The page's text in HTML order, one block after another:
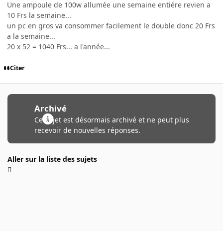
Une ampoule de 100w allumée une semaine entiére revien a
10 Frs la semaine...
un pc en gros va consommer facilement le double donc 20 Frs
a la semaine...
20 x 52 = 1040 Frs... a l'année...
Citer
Archivé
Ce sujet est désormais archivé et ne peut plus
recevoir de nouvelles réponses.
Aller sur la liste des sujets